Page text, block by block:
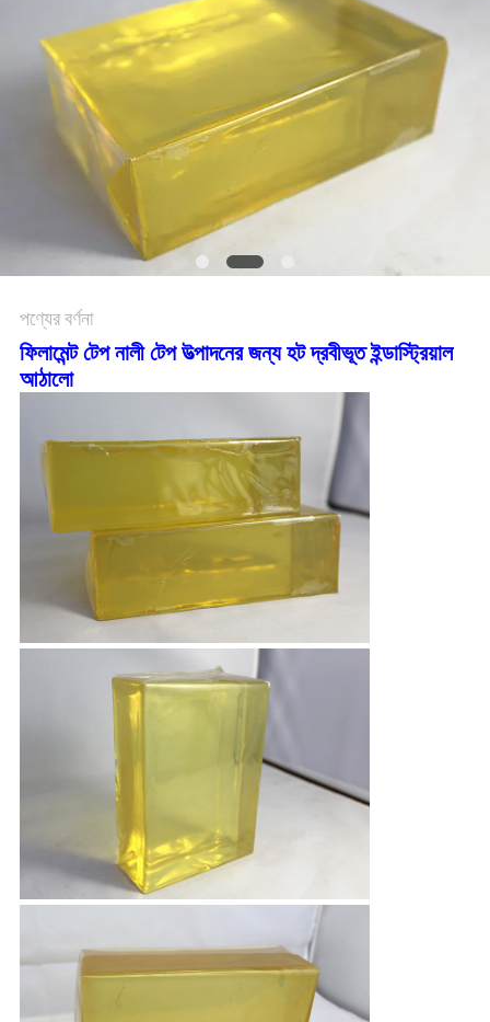
অনুরোধ
গোপনীয়তা
নীতি
পণ্যের বর্ণনা
ফিলামেন্ট টেপ নালী টেপ উত্পাদনের জন্য হট দ্রবীভূত ইন্ডাস্ট্রিয়াল
আঠালো